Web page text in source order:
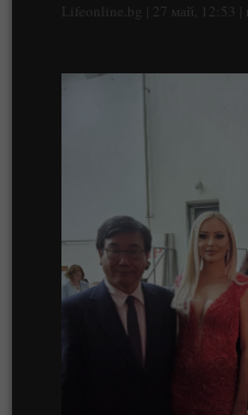
Lifeonline.bg | 27 май, 12:53 |